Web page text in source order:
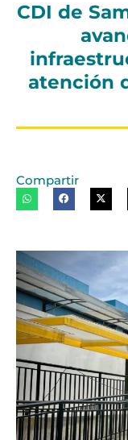
CDI de
atención
Compartir